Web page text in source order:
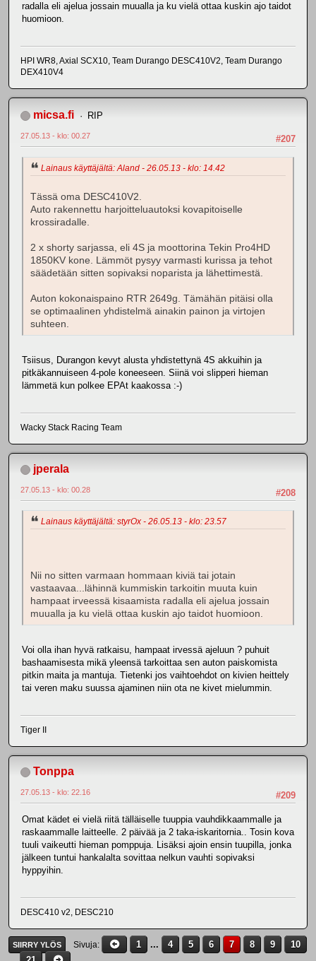
radalla eli ajelua jossain muualla ja ku vielä ottaa kuskin ajo taidot
huomioon.
HPI WR8, Axial SCX10, Team Durango DESC410V2, Team Durango
DEX410V4
micsa.fi RIP
#207
27.05.13 - klo: 00.27
Lainaus käyttäjältä: Aland - 26.05.13 - klo: 14.42
Tässä oma DESC410V2.
Auto rakennettu harjoitteluautoksi kovapitoiselle
krossiradalle.
2 x shorty sarjassa, eli 4S ja moottorina Tekin Pro4HD
1850KV kone. Lämmöt pysyy varmasti kurissa ja tehot
säädetään sitten sopivaksi noparista ja lähettimestä.
Auton kokonaispaino RTR 2649g. Tämähän pitäisi olla
se optimaalinen yhdistelmä ainakin painon ja virtojen
suhteen.
Tsiisus, Durangon kevyt alusta yhdistettynä 4S akkuihin ja
pitkäkannuiseen 4-pole koneeseen. Siinä voi slipperi hieman
lämmetä kun polkee EPAt kaakossa :-)
Wacky Stack Racing Team
jperala
#208
27.05.13 - klo: 00.28
Lainaus käyttäjältä: styrOx - 26.05.13 - klo: 23.57
Nii no sitten varmaan hommaan kiviä tai jotain
vastaavaa...lähinnä kummiskin tarkoitin muuta kuin
hampaat irveessä kisaamista radalla eli ajelua jossain
muualla ja ku vielä ottaa kuskin ajo taidot huomioon.
Voi olla ihan hyvä ratkaisu, hampaat irvessä ajeluun ? puhuit
bashaamisesta mikä yleensä tarkoittaa sen auton paiskomista
pitkin maita ja mantuja. Tietenki jos vaihtoehdot on kivien heittely
tai veren maku suussa ajaminen niin ota ne kivet mielummin.
Tiger II
Tonppa
#209
27.05.13 - klo: 22.16
Omat kädet ei vielä riitä tälläiselle tuuppia vauhdikkaammalle ja
raskaammalle laitteelle. 2 päivää ja 2 taka-iskaritornia.. Tosin kova
tuuli vaikeutti hieman pomppuja. Lisäksi ajoin ensin tuupilla, jonka
jälkeen tuntui hankalalta sovittaa nelkun vauhti sopivaksi
hyppyihin.
DESC410 v2, DESC210
SIIRRY YLÖS Sivuja 1 ... 4 5 6 7 8 9
10